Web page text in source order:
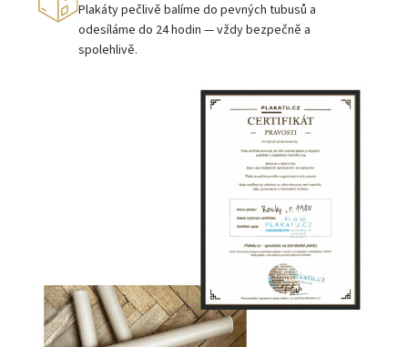
Plakáty pečlivě balíme do pevných tubusů a
odesíláme do 24 hodin — vždy bezpečně a
spolehlivě.